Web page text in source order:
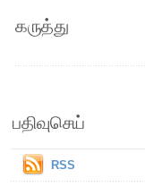
கருத்து
பதிவுசெய்
RSS